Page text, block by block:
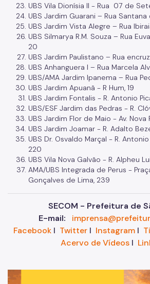
UBS Vila Dionísia II - Rua 07 de
UBS Jardim Guarani – Rua Santana
UBS Jardim Vista Alegre – Rua
UBS Silmarya R.M. Souza – Rua
20
UBS Jardim Paulistano – Rua
UBS Anhanguera I – Rua Marcela
UBS/AMA Jardim Ipanema – Rua
UBS Jardim Apuanã - R Hum, 19
UBS Jardim Fontalis - R. Antonio
UBS/ESF Jardim das Pedras - R.
UBS Jardim Flor de Maio - Av. Nova
UBS Jardim Joamar - R. Adalto
UBS Dr. Osvaldo Marçal - R.
220
UBS Vila Nova Galvão - R. Alpheu
AMA/UBS Integrada de Perus -
Gonçalves de Lima, 239
SECOM - Prefeitura de
E-mail:
FacebookI TwitterI InstagramI
Acervo de Vídeos I